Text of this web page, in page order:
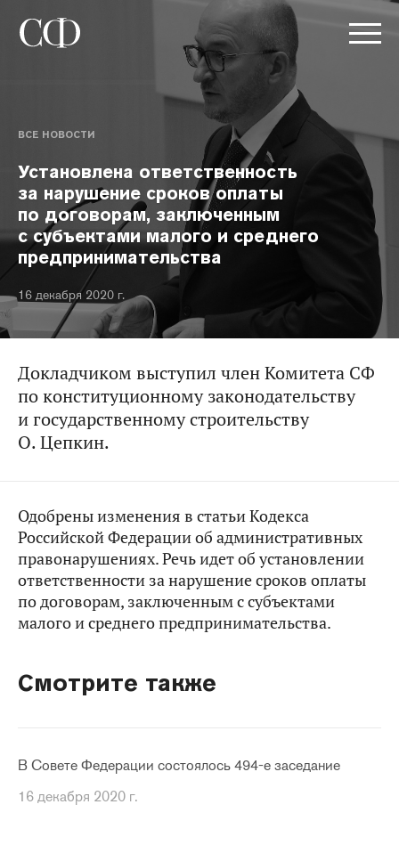
ВСЕ НОВОСТИ
Установлена ответственность
за нарушение сроков оплаты
по договорам, заключенным
с субъектами малого и среднего
предпринимательства
16 декабря 2020 г.
Докладчиком выступил член Комитета СФ
по конституционному законодательству
и государственному строительству
О. Цепкин.
Одобрены изменения в статьи Кодекса
Российской Федерации об административных
правонарушениях. Речь идет об установлении
ответственности за нарушение сроков оплаты
по договорам, заключенным с субъектами
малого и среднего предпринимательства.
Смотрите также
В Совете Федерации состоялось 494-е заседание
16 декабря 2020 г.